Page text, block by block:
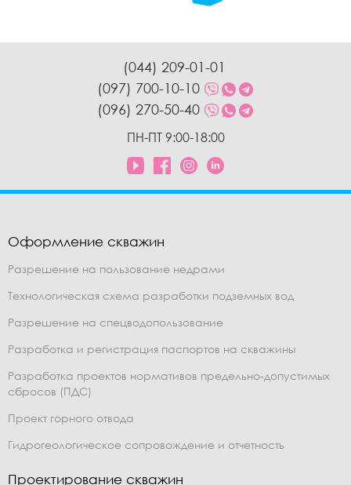
(044) 209-01-01
(097) 700-10-10
(096) 270-50-40
ПН-ПТ 9:00-18:00
Оформление скважин
Разрешение на пользование недрами
Технологическая схема разработки подземных вод
Разрешение на спецводопользование
Разработка и регистрация паспортов на скважины
Разработка проектов нормативов предельно-допустимых
сбросов (ПДС)
Проект горного отвода
Гидрогеологическое сопровождение и отчетность
Проектирование скважин